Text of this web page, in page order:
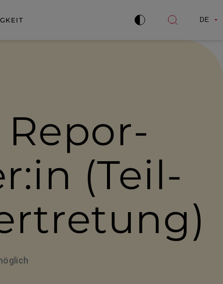
Kontrast
Suche
DE
Repor­
(Teil­